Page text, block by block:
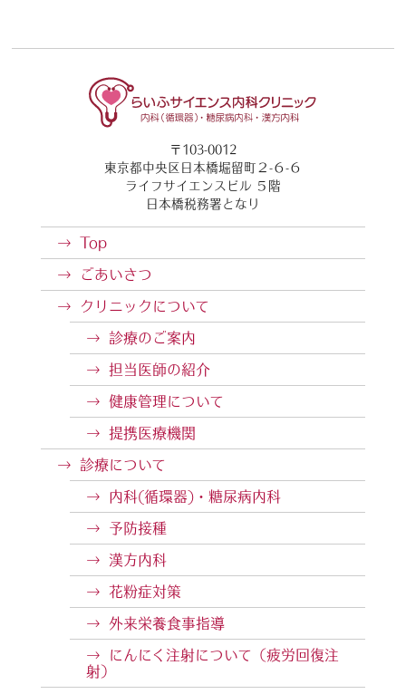
〒103-0012
東京都中央区日本橋堀留町２-６-６
ライフサイエンスビル ５階
日本橋税務署となり
Top
ごあいさつ
クリニックについて
診療のご案内
担当医師の紹介
健康管理について
提携医療機関
診療について
内科(循環器)・糖尿病内科
予防接種
漢方内科
花粉症対策
外来栄養食事指導
にんにく注射について（疲労回復注
射）